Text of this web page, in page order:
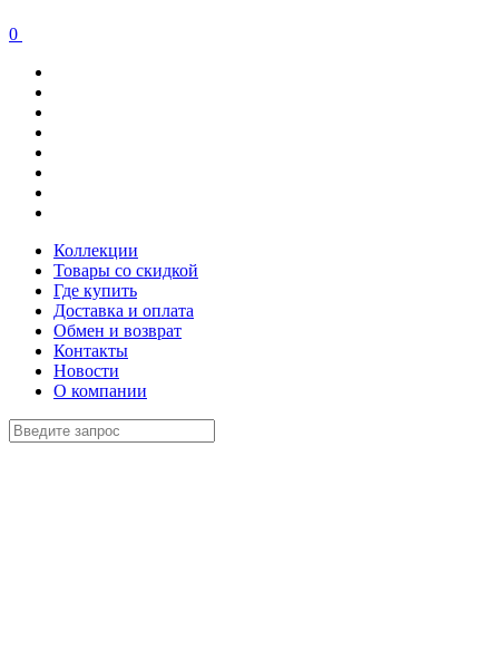
0
Коллекции
Товары со скидкой
Где купить
Доставка и оплата
Обмен и возврат
Контакты
Новости
О компании